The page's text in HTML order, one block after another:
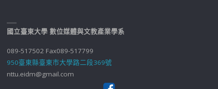
國立臺東大學 數位媒體與文教產業學系
089-517502 Fax089-517799
950臺東縣臺東市大學路二段369號
nttu.eidm@gmail.com